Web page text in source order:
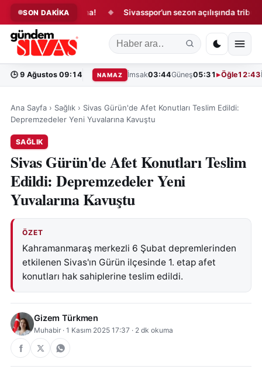
SON DAKİKA
özel kutlama! ◆ Sivasspor’un sezon açılışında tribün
🕒 9 Ağustos 09:14 NAMAZ İmsak03:44Güneş05:31 Öğle12:43
Ana Sayfa › Sağlık › Sivas Gürün'de Afet Konutları Teslim Edildi:
Depremzedeler Yeni Yuvalarına Kavuştu
SAĞLIK
Sivas Gürün'de Afet Konutları Teslim
Edildi: Depremzedeler Yeni
Yuvalarına Kavuştu
ÖZET
Kahramanmaraş merkezli 6 Şubat depremlerinden
etkilenen Sivas'ın Gürün ilçesinde 1. etap afet
konutları hak sahiplerine teslim edildi.
Gizem Türkmen
Muhabir · 1 Kasım 2025 17:37 · 2 dk okuma